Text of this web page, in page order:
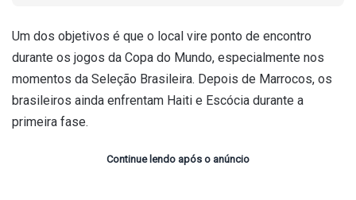
Um dos objetivos é que o local vire ponto de encontro
durante os jogos da Copa do Mundo, especialmente nos
momentos da Seleção Brasileira. Depois de Marrocos, os
brasileiros ainda enfrentam Haiti e Escócia durante a
primeira fase.
Continue lendo após o anúncio